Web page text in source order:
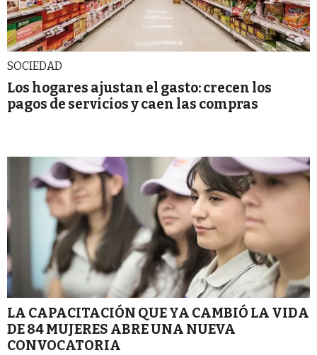
SOCIEDAD
Los hogares ajustan el gasto: crecen los
pagos de servicios y caen las compras
LA CAPACITACIÓN QUE YA CAMBIÓ LA VIDA
DE 84 MUJERES ABRE UNA NUEVA
CONVOCATORIA